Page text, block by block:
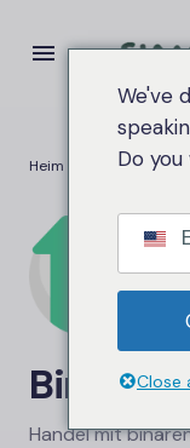
Heim Binäre Option
Binäre
Handel mit
We've
Do
Close